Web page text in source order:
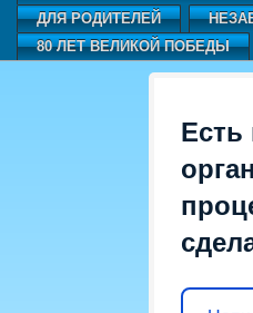
ДЛЯ РОДИТЕЛЕЙ
80 ЛЕТ ВЕЛИКОЙ ПОБЕДЫ
Есть